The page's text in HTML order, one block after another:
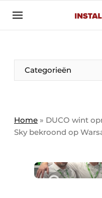
Aanmelden
Banner overzicht
Bedrijven
Contact
Evenement
Meest gelezen
Categorieën
Panelgesprek
Home » DUCO wint
Sky bekroond op